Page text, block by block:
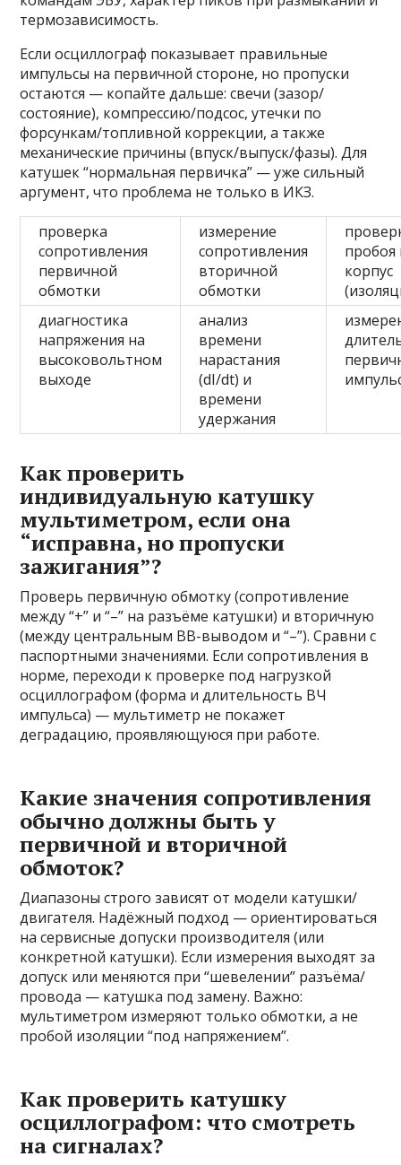
термозависимость.
Если осциллограф показывает правильные
импульсы на первичной стороне, но пропуски
остаются — копайте дальше: свечи (зазор/
состояние), компрессию/подсос, утечки по
форсункам/топливной коррекции, а также
механические причины (впуск/выпуск/фазы). Для
катушек “нормальная первичка” — уже сильный
аргумент, что проблема не только в ИКЗ.
проверка
сопротивления
первичной
обмотки
измерение
сопротивления
вторичной
обмотки
пробоя
корпус
диагностика
напряжения на
высоковольтном
выходе
анализ
времени
нарастания
(dI/dt) и
времени
удержания
Как проверить
индивидуальную катушку
мультиметром, если она
“исправна, но пропуски
зажигания”?
Проверь первичную обмотку (сопротивление
между “+” и “–” на разъёме катушки) и вторичную
(между центральным ВВ-выводом и “–”). Сравни с
паспортными значениями. Если сопротивления в
норме, переходи к проверке под нагрузкой
осциллографом (форма и длительность ВЧ
импульса) — мультиметр не покажет
деградацию, проявляющуюся при работе.
Какие значения сопротивления
обычно должны быть у
первичной и вторичной
обмоток?
Диапазоны строго зависят от модели катушки/
двигателя. Надёжный подход — ориентироваться
на сервисные допуски производителя (или
конкретной катушки). Если измерения выходят за
допуск или меняются при “шевелении” разъёма/
провода — катушка под замену. Важно:
мультиметром измеряют только обмотки, а не
пробой изоляции “под напряжением”.
Как проверить катушку
осциллографом: что смотреть
на сигналах?